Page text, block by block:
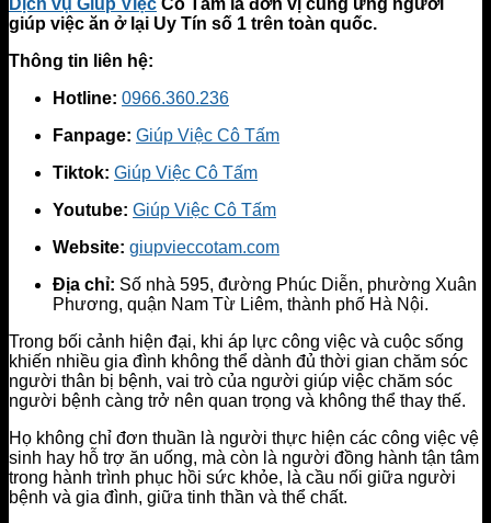
giúp việc ăn ở lại Uy Tín số 1 trên toàn quốc.
Thông tin liên hệ:
Hotline: 0966.360.236
Fanpage: Giúp Việc Cô Tấm
Tiktok: Giúp Việc Cô Tấm
Youtube: Giúp Việc Cô Tấm
Website: giupvieccotam.com
Địa chỉ: Số nhà 595, đường Phúc Diễn, phường Xuân
Phương, quận Nam Từ Liêm, thành phố Hà Nội.
Trong bối cảnh hiện đại, khi áp lực công việc và cuộc sống
khiến nhiều gia đình không thể dành đủ thời gian chăm sóc
người thân bị bệnh, vai trò của người giúp việc chăm sóc
người bệnh càng trở nên quan trọng và không thể thay thế.
Họ không chỉ đơn thuần là người thực hiện các công việc vệ
sinh hay hỗ trợ ăn uống, mà còn là người đồng hành tận tâm
trong hành trình phục hồi sức khỏe, là cầu nối giữa người
bệnh và gia đình, giữa tinh thần và thể chất.